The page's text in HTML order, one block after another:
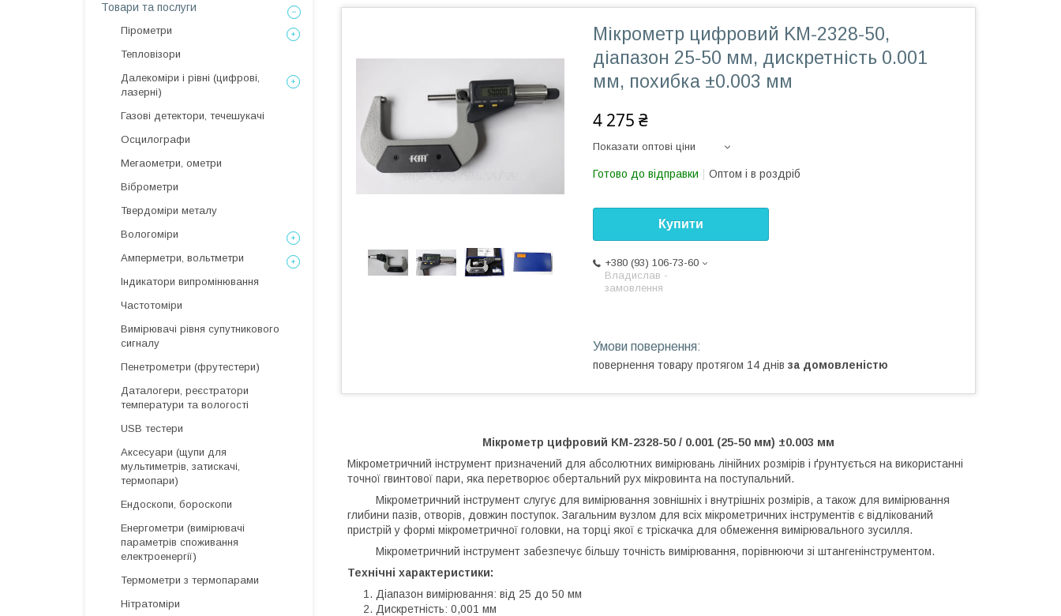
Мікрометр цифровий KM-2328-50,
діапазон 25-50 мм, дискретність 0.001
мм, похибка ±0.003 мм
4 275 ₴
Показати оптові ціни
Готово до відправки Оптом і в роздріб
Купити
+380 (93) 106-73-60
Владислав -
замовлення
повернення товару протягом 14 днів за домовленістю
Мікрометр цифровий KM-2328-50 / 0.001 (25-50 мм) ±0.003 мм
Мікрометричний інструмент призначений для абсолютних вимірювань лінійних розмірів і ґрунтується на використанні
точної гвинтової пари, яка перетворює обертальний рух мікровинта на поступальний.
Мікрометричний інструмент слугує для вимірювання зовнішніх і внутрішніх розмірів, а також для вимірювання
глибини пазів, отворів, довжин поступок. Загальним вузлом для всіх мікрометричних інструментів є відлікований
пристрій у формі мікрометричної головки, на торці якої є тріскачка для обмеження вимірювального зусилля.
Мікрометричний інструмент забезпечує більшу точність вимірювання, порівнюючи зі штангенінструментом.
Технічні характеристики:
Діапазон вимірювання: від 25 до 50 мм
Дискретність: 0,001 мм
Товари та послуги
Пірометри
Тепловізори
Далекоміри і рівні (цифрові,
лазерні)
Газові детектори, течешукачі
Осцилографи
Мегаометри, ометри
Віброметри
Твердоміри металу
Вологоміри
Амперметри, вольтметри
Індикатори випромінювання
Частотоміри
Вимірювачі рівня супутникового
сигналу
Пенетрометри (фрутестери)
Даталогери, реєстратори
температури та вологості
USB тестери
Аксесуари (щупи для
мультиметрів, затискачі,
термопари)
Ендоскопи, бороскопи
Енергометри (вимірювачі
параметрів споживання
електроенергії)
Термометри з термопарами
Нітратоміри